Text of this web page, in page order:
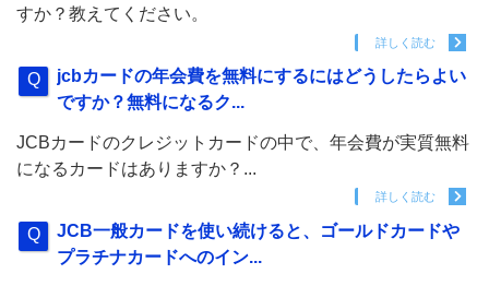
すか？教えてください。
詳しく読む
jcbカードの年会費を無料にするにはどうしたらよい
ですか？無料になるク...
JCBカードのクレジットカードの中で、年会費が実質無料
になるカードはありますか？...
詳しく読む
JCB一般カードを使い続けると、ゴールドカードや
プラチナカードへのイン...